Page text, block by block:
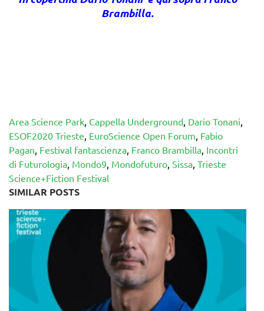
Brambilla.
Area Science Park, Cappella Underground, Dario Tonani,
ESOF2020 Trieste, EuroScience Open Forum, Fabio
Pagan, Festival fantascienza, Franco Brambilla, Incontri
di Futurologia, Mondo9, Mondofuturo, Sissa, Trieste
Science+Fiction Festival
SIMILAR POSTS